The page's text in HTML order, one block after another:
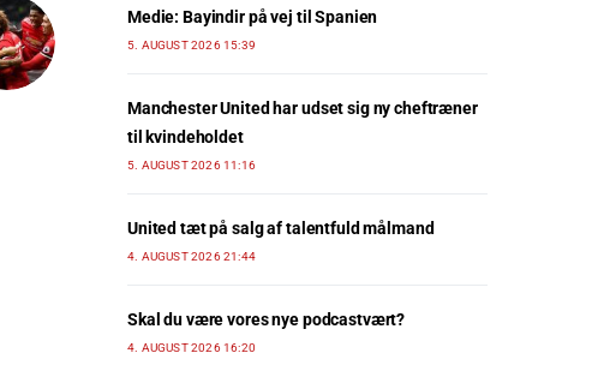
Medie: Bayindir på vej til Spanien
5. AUGUST 2026 15:39
Manchester United har udset sig ny cheftræner
til kvindeholdet
5. AUGUST 2026 11:16
United tæt på salg af talentfuld målmand
4. AUGUST 2026 21:44
Skal du være vores nye podcastvært?
4. AUGUST 2026 16:20